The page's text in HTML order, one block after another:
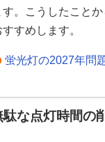
す。こうしたこと
すすめします。
蛍光灯の2027年問
駄な点灯時間の